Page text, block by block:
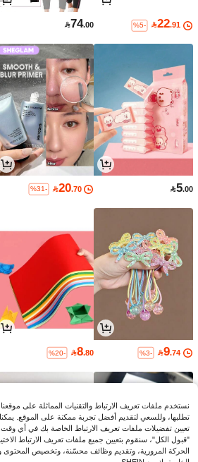
22.91
%5-
74.00
5.00
20.70
%31-
9.74
%3-
8.80
%20-
نستخدم ملفات تعريف الارتباط والتقنيات المماثلة على موقعنا
تطلبها، وللسعي لتقديم أفضل تجربة ممكنة على الموقع.
تعيين تفضيلات ملفات تعريف الارتباط الخاصة بك في أي
"قبول الكل"، سنقوم بتعيين جميع ملفات تعريف الارتباط
الحركة المرورية، وتقديم وظائف محسّنة، وتخصيص المحتوى